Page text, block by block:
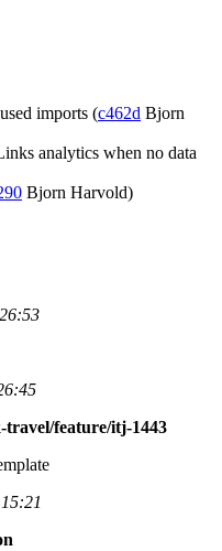
imports (c462d Bjorn
analytics when no data
Bjorn Harvold)
feature/itj-1443